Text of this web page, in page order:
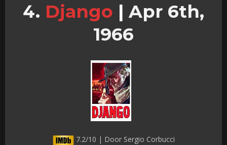
Django | Apr 6th,
1966
7.2/10 | Door Sergio Corbucci